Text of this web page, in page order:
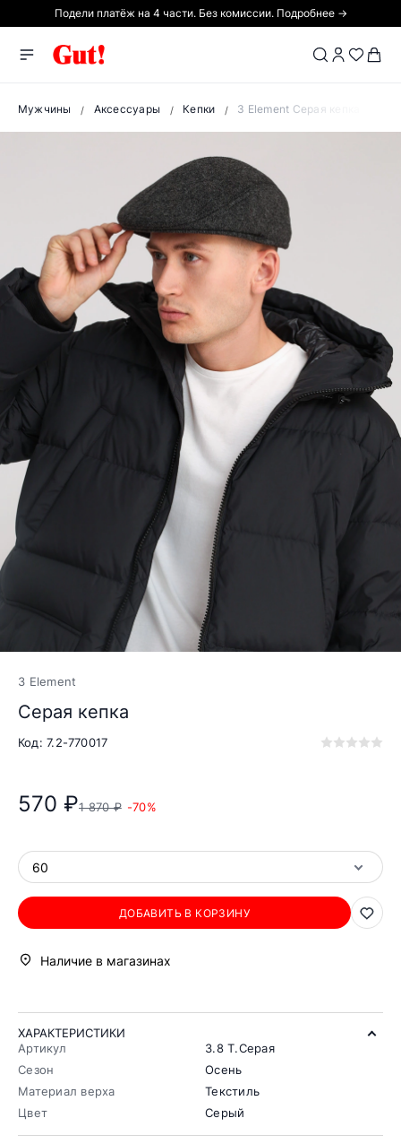
Подели платёж на 4 части. Без комиссии. Подробнее →
Мужчины Аксессуары Кепки 3 Element Серая кепка
3 Element
Серая кепка
Код: 7.2-770017
570 ₽1 870 ₽ -70%
60
ДОБАВИТЬ В КОРЗИНУ
Наличие в магазинах
ХАРАКТЕРИСТИКИ
Артикул
3.8 Т.Серая
Сезон
Осень
Материал верха
Текстиль
Цвет
Серый